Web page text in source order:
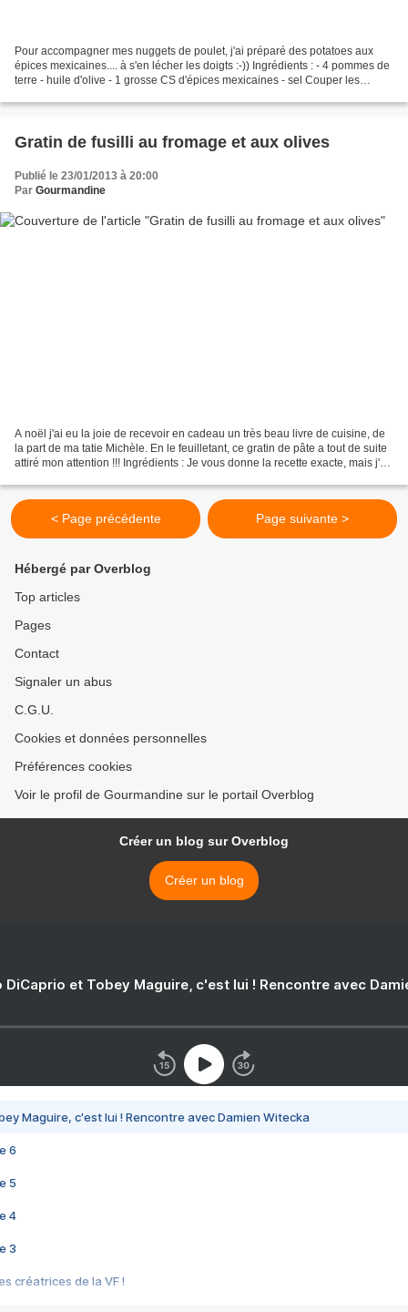
Pour accompagner mes nuggets de poulet, j'ai préparé des potatoes aux
épices mexicaines.... à s'en lécher les doigts :-)) Ingrédients : - 4 pommes de
terre - huile d'olive - 1 grosse CS d'épices mexicaines - sel Couper les
Gratin de fusilli au fromage et aux olives
Publié le 23/01/2013 à 20:00
Par Gourmandine
A noël j'ai eu la joie de recevoir en cadeau un très beau livre de cuisine, de
la part de ma tatie Michèle. En le feuilletant, ce gratin de pâte a tout de suite
attiré mon attention !!! Ingrédients : Je vous donne la recette exacte, mais j'ai
< Page précédente Page suivante >
Hébergé par Overblog
Top articles
Pages
Contact
Signaler un abus
C.G.U.
Cookies et données personnelles
Préférences cookies
Voir le profil de Gourmandine sur le portail Overblog
Créer un blog sur Overblog
Créer un blog
DiCaprio et Tobey Maguire, c'est lui ! Rencontre avec
Maguire, c'est lui ! Rencontre avec Damien Witecka
6
5
4
3
créatrices de la VF !